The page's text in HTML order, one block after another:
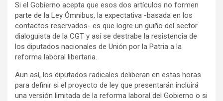
Si el Gobierno acepta que esos dos artículos no formen
parte de la Ley Ómnibus, la expectativa -basada en los
contactos reservados- es que logre un guiño del sector
dialoguista de la CGT y así se destrabe la resistencia de
los diputados nacionales de Unión por la Patria a la
reforma laboral libertaria.
Aun así, los diputados radicales deliberan en estas horas
para definir si el proyecto de ley que presentarán incluirá
una versión limitada de la reforma laboral del Gobierno o si